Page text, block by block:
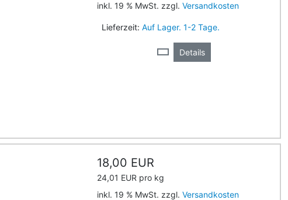
inkl. 19 % MwSt. zzgl. Versandkosten
Lieferzeit: Auf Lager. 1-2 Tage.
Details
18,00 EUR
24,01 EUR pro kg
inkl. 19 % MwSt. zzgl. Versandkosten